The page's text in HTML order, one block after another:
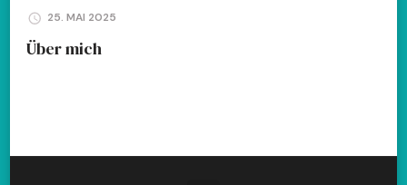
25. MAI 2025
Über mich